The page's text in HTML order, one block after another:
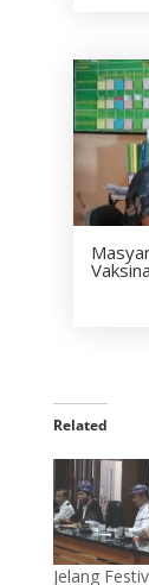
Related
Jelang